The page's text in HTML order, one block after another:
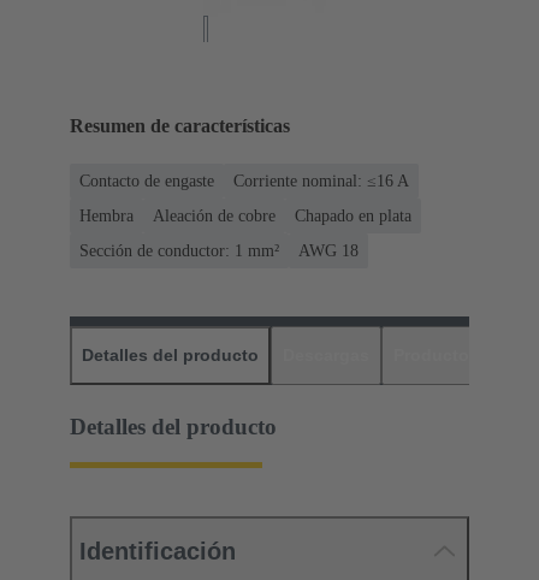
Resumen de características
Contacto de engaste
Corriente nominal: ≤16 A
Hembra
Aleación de cobre
Chapado en plata
Sección de conductor: 1 mm²
AWG 18
Detalles del producto
Detalles del producto
Identificación